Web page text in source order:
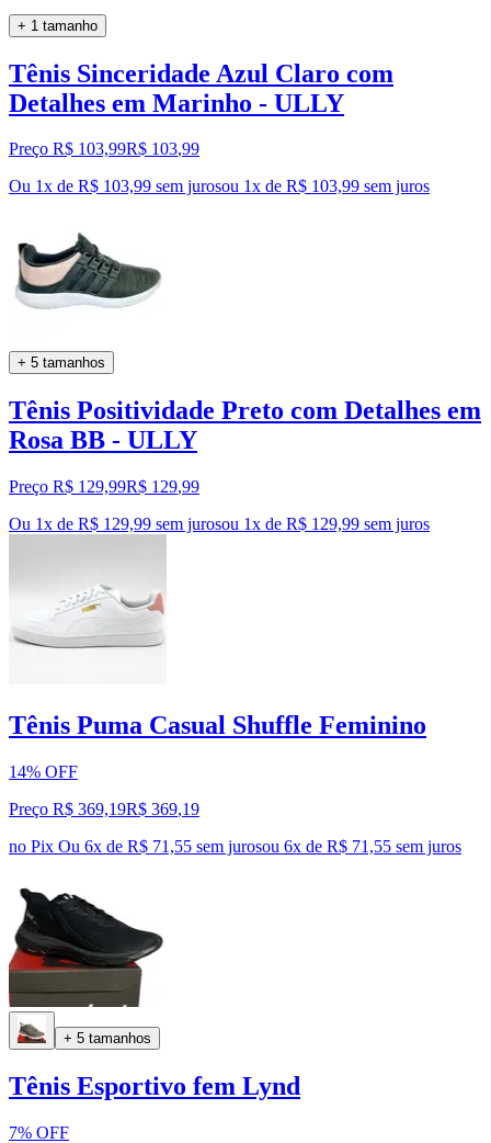
+ 1 tamanho
Tênis Sinceridade Azul Claro com
Detalhes em Marinho - ULLY
Preço R$ 103,99R$ 103,99
Ou 1x de R$ 103,99 sem jurosou 1x de R$ 103,99 sem juros
+ 5 tamanhos
Tênis Positividade Preto com Detalhes em
Rosa BB - ULLY
Preço R$ 129,99R$ 129,99
Ou 1x de R$ 129,99 sem jurosou 1x de R$ 129,99 sem juros
Tênis Puma Casual Shuffle Feminino
14% OFF
Preço R$ 369,19R$ 369,19
no Pix Ou 6x de R$ 71,55 sem jurosou 6x de R$ 71,55 sem juros
+ 5 tamanhos
Tênis Esportivo fem Lynd
7% OFF